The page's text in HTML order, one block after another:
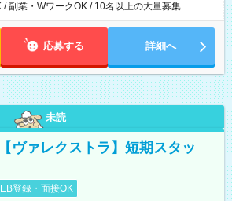
/ 副業・WワークOK / 10名以上の大量募集
応募する 詳細へ
未読
ヴァレクストラ】短期スタッ
登録・面接OK